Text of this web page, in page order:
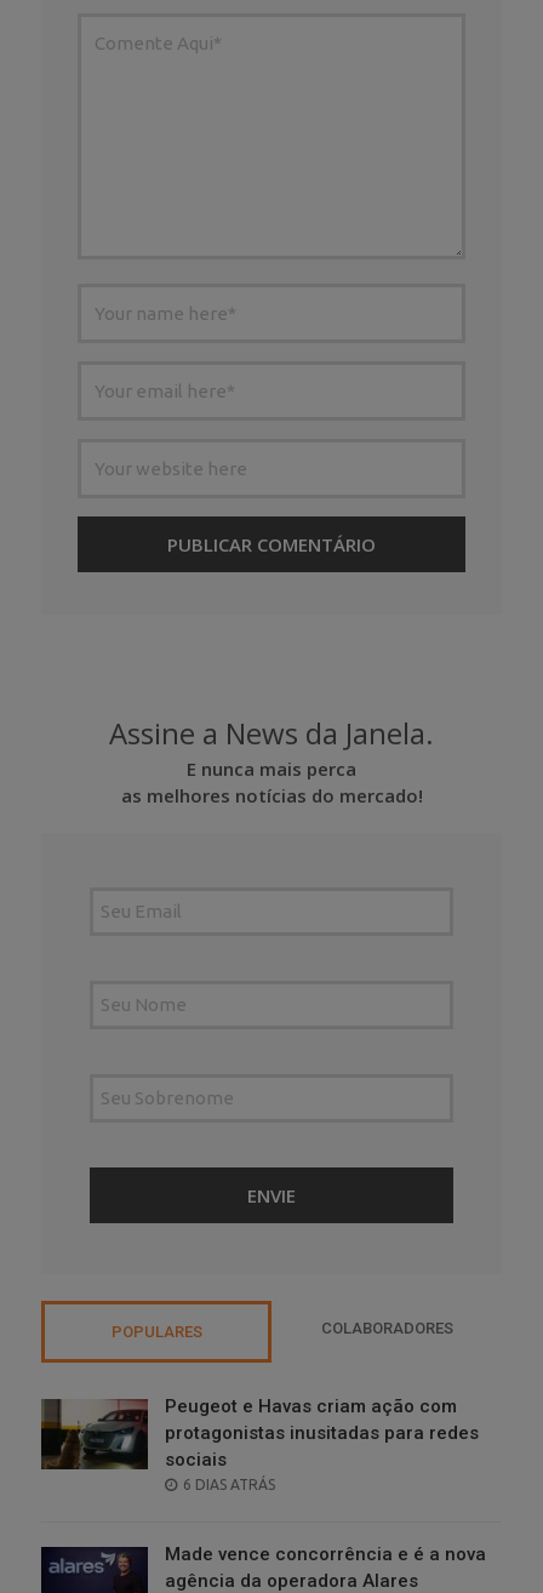
Assine a News da Janela.
E nunca mais perca
as melhores notícias do mercado!
POPULARES COLABORADORES
Peugeot e Havas criam ação com
protagonistas inusitadas para redes
sociais
POSTED
6 DIAS ATRÁS
Made vence concorrência e é a nova
agência da operadora Alares